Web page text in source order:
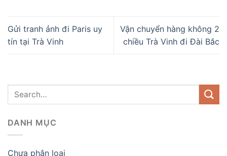
Gửi tranh ảnh đi Paris uy
tín tại Trà Vinh
Vận chuyển hàng không 2
chiều Trà Vinh đi Đài Bắc
DANH MỤC
Chưa phân loại